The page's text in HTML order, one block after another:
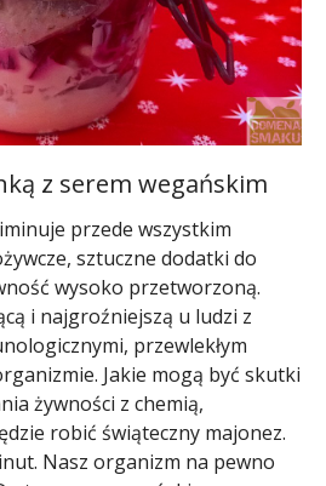
z serem wegańskim
przede wszystkim
sztuczne dodatki do
wysoko przetworzoną.
i najgroźniejszą u ludzi z
przewlekłym
Jakie mogą być skutki
żywności z chemią,
robić świąteczny majonez.
Nasz organizm na pewno